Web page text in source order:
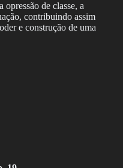
de classe, a
contribuindo assim
e construção de uma